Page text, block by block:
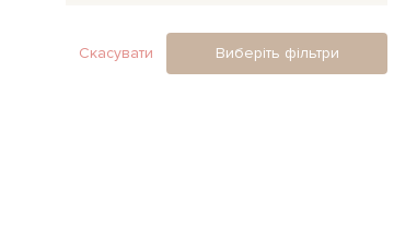
Скасувати Виберіть фільтри